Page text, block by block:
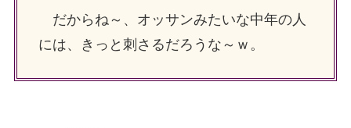
だからね～、オッサンみたいな中年の人
には、きっと刺さるだろうな～ｗ。